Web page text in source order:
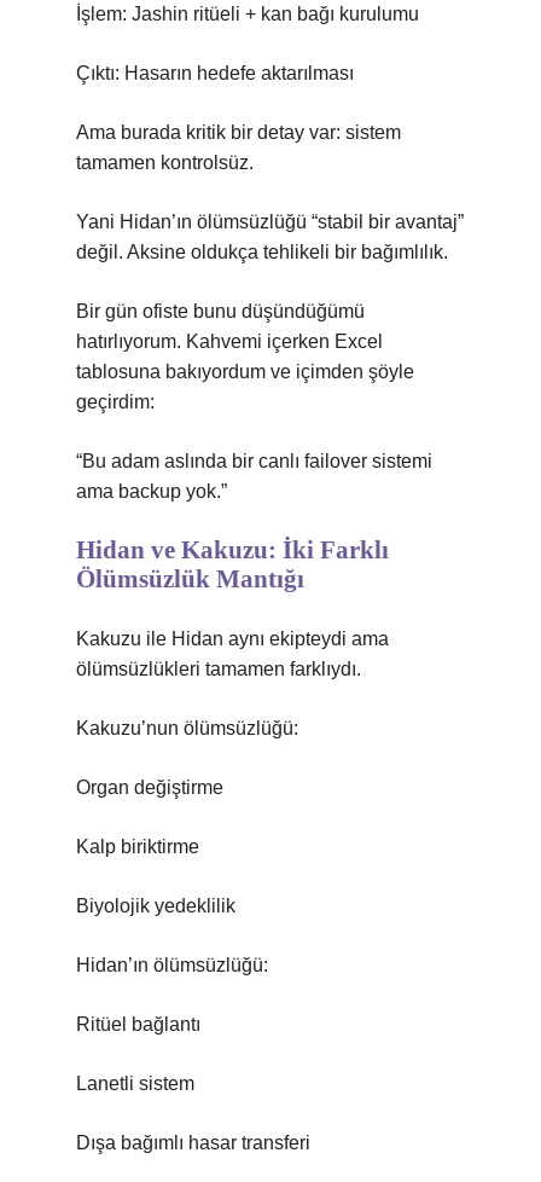
İşlem: Jashin ritüeli + kan bağı kurulumu
Çıktı: Hasarın hedefe aktarılması
Ama burada kritik bir detay var: sistem
tamamen kontrolsüz.
Yani Hidan’ın ölümsüzlüğü “stabil bir avantaj”
değil. Aksine oldukça tehlikeli bir bağımlılık.
Bir gün ofiste bunu düşündüğümü
hatırlıyorum. Kahvemi içerken Excel
tablosuna bakıyordum ve içimden şöyle
geçirdim:
“Bu adam aslında bir canlı failover sistemi
ama backup yok.”
Hidan ve Kakuzu: İki Farklı
Ölümsüzlük Mantığı
Kakuzu ile Hidan aynı ekipteydi ama
ölümsüzlükleri tamamen farklıydı.
Kakuzu’nun ölümsüzlüğü:
Organ değiştirme
Kalp biriktirme
Biyolojik yedeklilik
Hidan’ın ölümsüzlüğü:
Ritüel bağlantı
Lanetli sistem
Dışa bağımlı hasar transferi